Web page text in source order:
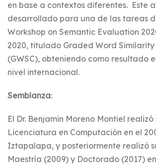
en base a contextos diferentes. Este
desarrollado para una de las tareas
Workshop on Semantic Evaluation
2020, titulado Graded Word Similarity
(GWSC), obteniendo como resultado
nivel internacional.
Semblanza:
El Dr. Benjamin Moreno Montiel
Licenciatura en Computación en el
Iztapalapa, y posteriormente realizó
Maestría (2009) y Doctorado (2017)